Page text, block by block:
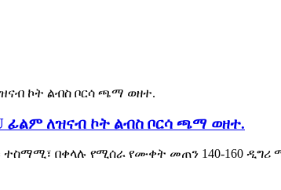
ፊልም ለዝናብ ኮት ልብስ ቦርሳ ጫማ ወዘተ.
በቀላሉ የሚሰራ የሙቀት መጠን 140-160 ዲግሪ